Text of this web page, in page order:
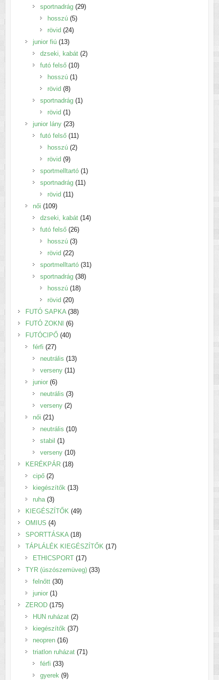
termék
sportnadrág 2929
hosszú 55
rövid 2424
junior fiú 1313
termék
dzseki, kabát 22
futó felső 1010
termék
hosszú 11
rövid 88
termék
sportnadrág 11
rövid 11
termék
junior lány 2323
termék
futó felső 1111
termék
hosszú 22
rövid 99
termék
sportmelltartó 11
termék
sportnadrág 1111
rövid 1111
női 109109
termék
dzseki, kabát 1414
futó felső 2626
termék
hosszú 33
rövid 2222
termék
sportmelltartó 3131
sportnadrág 3838
hosszú 1818
rövid 2020
termék
FUTÓ SAPKA 3838
FUTÓ ZOKNI 66
termék
FUTÓCIPŐ 4040
férfi 2727
termék
neutrális 1313
termék
verseny 1111
junior 66
termék
neutrális 33
termék
verseny 22
női 2121
termék
neutrális 1010
stabil 11
termék
verseny 1010
termék
KERÉKPÁR 1818
cipő 22
termék
kiegészítők 1313
ruha 33
termék
KIEGÉSZÍTŐK 4949
OMIUS 44
termék
SPORTTÁSKA 1818
termék
TÁPLÁLÉK KIEGÉSZÍTŐK 1717
ETHICSPORT 1717
termék
TYR (úszószemüveg) 3333
felnőtt 3030
junior 11
termék
ZEROD 175175
termék
HUN ruházat 22
termék
kiegészítők 3737
neopren 1616
termék
triatlon ruházat 7171
férfi 3333
termék
gyerek 99